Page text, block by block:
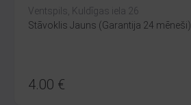
Ventspils, Kuldīgas iela 26
Stāvoklis Jauns (Garantija 24 mēneši)
4.00 €